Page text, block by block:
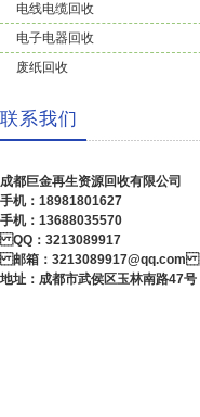
电线电缆回收
电子电器回收
废纸回收
联系我们
成都巨金再生资源回收有限公司
手机：18981801627
手机：13688035570
QQ：3213089917
邮箱：3213089917@qq.com
地址：成都市武侯区玉林南路47号